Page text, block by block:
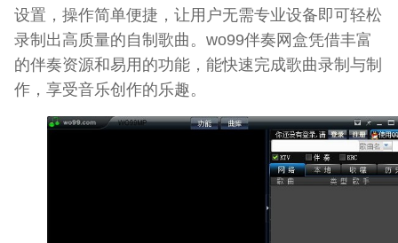
设置，操作简单便捷，让用户无需专业设备即可轻松
录制出高质量的自制歌曲。wo99伴奏网盒凭借丰富
的伴奏资源和易用的功能，能快速完成歌曲录制与制
作，享受音乐创作的乐趣。